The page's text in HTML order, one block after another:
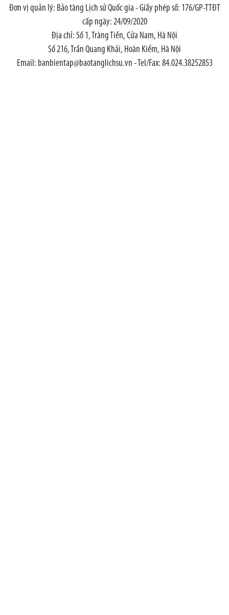
Đơn vị quản lý: Bảo tàng Lịch sử Quốc gia - Giấy phép số: 176/GP-TTĐT
cấp ngày: 24/09/2020
Địa chỉ: Số 1, Tràng Tiền, Cửa Nam, Hà Nội
Số 216, Trần Quang Khải, Hoàn Kiếm, Hà Nội
Email: banbientap@baotanglichsu.vn - Tel/Fax: 84.024.38252853